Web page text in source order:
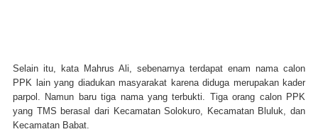
Selain itu, kata Mahrus Ali, sebenarnya terdapat enam nama calon
PPK lain yang diadukan masyarakat karena diduga merupakan kader
parpol. Namun baru tiga nama yang terbukti. Tiga orang calon PPK
yang TMS berasal dari Kecamatan Solokuro, Kecamatan Bluluk, dan
Kecamatan Babat.